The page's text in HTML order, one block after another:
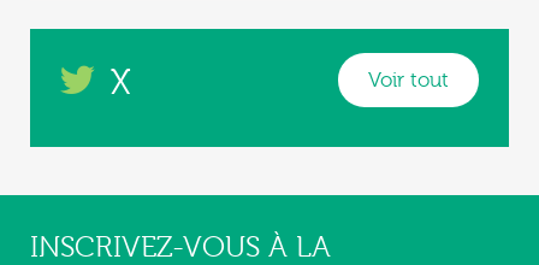
X Voir tout
INSCRIVEZ-VOUS À LA